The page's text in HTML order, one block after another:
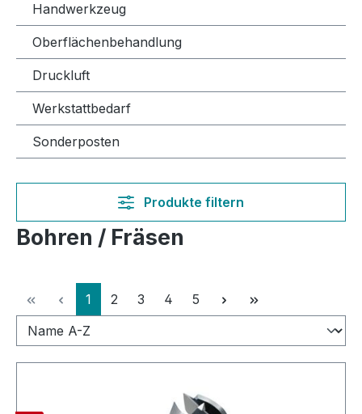
Handwerkzeug
Oberflächenbehandlung
Druckluft
Werkstattbedarf
Sonderposten
Produkte filtern
Bohren / Fräsen
Seite
1 Seite
2 Seite
3 Seite
4 Seite
5